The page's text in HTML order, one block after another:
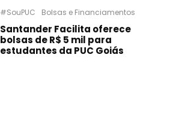
#SouPUC Bolsas e Financiamentos
Santander Facilita oferece
bolsas de R$ 5 mil para
estudantes da PUC Goiás